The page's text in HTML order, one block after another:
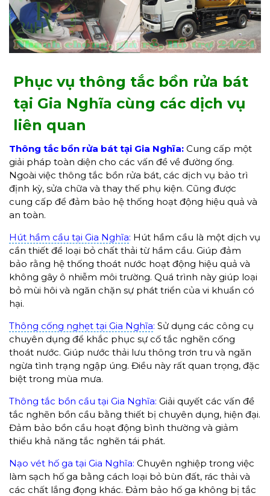
Phục vụ thông tắc bồn rửa bát
tại Gia Nghĩa cùng các dịch vụ
liên quan
Thông tắc bồn rửa bát tại Gia Nghĩa: Cung cấp một
giải pháp toàn diện cho các vấn đề về đường ống.
Ngoài việc thông tắc bồn rửa bát, các dịch vụ bảo trì
định kỳ, sửa chữa và thay thế phụ kiện. Cũng được
cung cấp để đảm bảo hệ thống hoạt động hiệu quả và
an toàn.
Hút hầm cầu tại Gia Nghĩa: Hút hầm cầu là một dịch vụ
cần thiết để loại bỏ chất thải từ hầm cầu. Giúp đảm
bảo rằng hệ thống thoát nước hoạt động hiệu quả và
không gây ô nhiễm môi trường. Quá trình này giúp loại
bỏ mùi hôi và ngăn chặn sự phát triển của vi khuẩn có
hại.
Thông cống nghẹt tại Gia Nghĩa: Sử dụng các công cụ
chuyên dụng để khắc phục sự cố tắc nghẽn cống
thoát nước. Giúp nước thải lưu thông trơn tru và ngăn
ngừa tình trạng ngập úng. Điều này rất quan trọng, đặc
biệt trong mùa mưa.
Thông tắc bồn cầu tại Gia Nghĩa: Giải quyết các vấn đề
tắc nghẽn bồn cầu bằng thiết bị chuyên dụng, hiện đại.
Đảm bảo bồn cầu hoạt động bình thường và giảm
thiểu khả năng tắc nghẽn tái phát.
Nạo vét hố ga tại Gia Nghĩa: Chuyên nghiệp trong việc
làm sạch hố ga bằng cách loại bỏ bùn đất, rác thải và
các chất lắng đọng khác. Đảm bảo hố ga không bị tắc